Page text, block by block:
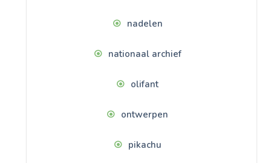
nadelen
nationaal archief
olifant
ontwerpen
pikachu